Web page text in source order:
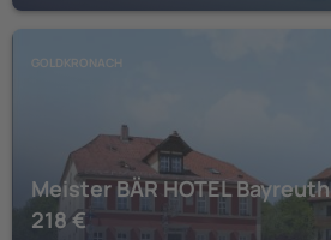
GOLDKRONACH
Meister BÄR HOTEL Bayreuth
218 €